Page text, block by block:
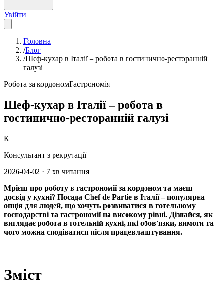
Увійти
Головна
/Блог
/Шеф-кухар в Італії – робота в гостинично-ресторанній
галузі
Робота за кордономГастрономія
Шеф-кухар в Італії – робота в
гостинично-ресторанній галузі
К
Консультант з рекрутації
2026-04-02 · 7 хв читання
Мрієш про роботу в гастрономії за кордоном та маєш
досвід у кухні? Посада Chef de Partie в Італії – популярна
опція для людей, що хочуть розвиватися в готельному
господарстві та гастрономії на високому рівні. Дізнайся, як
виглядає робота в готельній кухні, які обов'язки, вимоги та
чого можна сподіватися після працевлаштування.
Зміст